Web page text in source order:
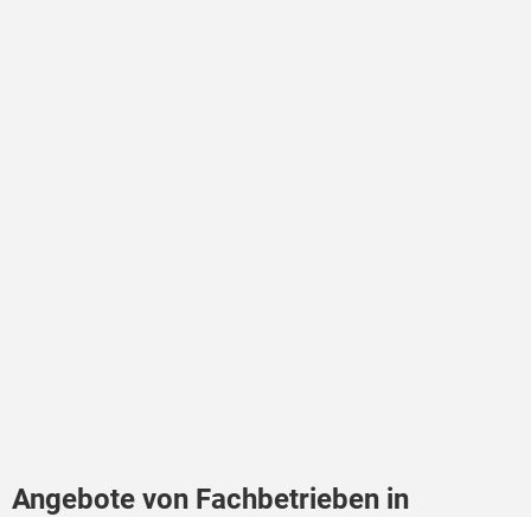
Angebote von Fachbetrieben in